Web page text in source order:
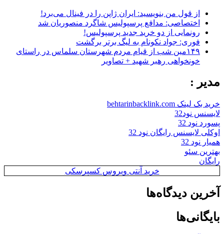
از قول من بنویسید: ایران ژاپن را در فینال می‌برد!
اختصاصی: مدافع پرسپولیس شاگرد منصوریان شد
رونمایی از دو خرید جدید پرسپولیس!
فوری: جواد نکونام به لیگ برتر برگشت
۱۴۹مین شب از قیام مردم شهرستان سلماس در راستای
خونخواهی رهبر شهید + تصاویر
مدیر :
خرید بک لینک behtarinbacklink.com
لایسنس نود32
پسورد نود 32
اوکلی لایسنس رایگان نود 32
همیار نود 32
بهترین سئو
رایگان
خرید آنتی ویروس کسپرسکی
آخرین دیدگاه‌ها
بایگانی‌ها